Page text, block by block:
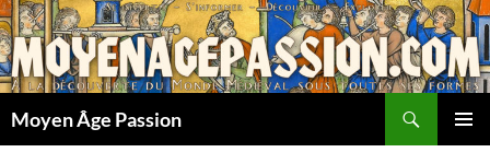
Aller
au
contenu
Moyen Âge Passion